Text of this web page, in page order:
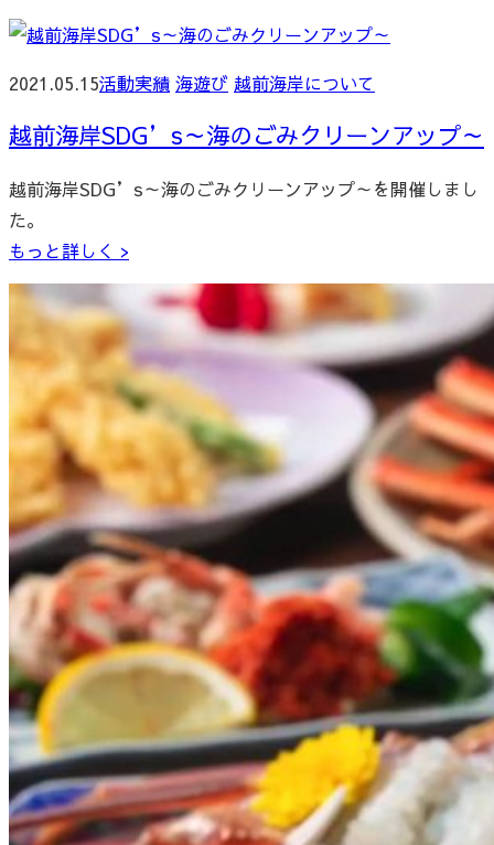
2021.05.15活動実績 海遊び 越前海岸について
越前海岸SDG’s～海のごみクリーンアップ～
越前海岸SDG’s～海のごみクリーンアップ～を開催しまし
た。
もっと詳しく >